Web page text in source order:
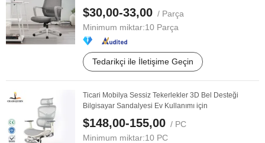
Yönetici ...
$30,00-33,00 / Parça
Minimum miktar:10 Parça
Tedarikçi ile İletişime Geçin
Ticari Mobilya Sessiz Tekerlekler 3D Bel Desteği
Bilgisayar Sandalyesi Ev Kullanımı için
$148,00-155,00 / PC
Minimum miktar:10 PC